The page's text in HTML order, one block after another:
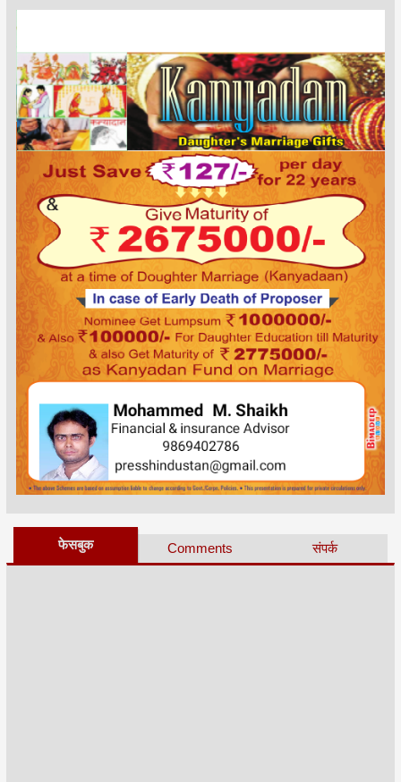
फेसबुक Comments संपर्क